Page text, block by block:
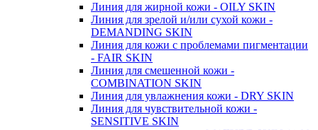
Линия для жирной кожи - OILY SKIN
Линия для зрелой и/или сухой кожи -
DEMANDING SKIN
Линия для кожи с проблемами пигментации
- FAIR SKIN
Линия для смешенной кожи -
COMBINATION SKIN
Линия для увлажнения кожи - DRY SKIN
Линия для чувствительной кожи -
SENSITIVE SKIN